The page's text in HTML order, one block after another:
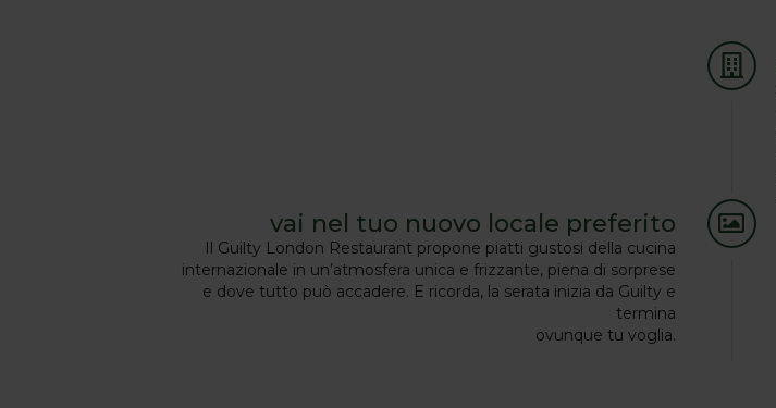
vai nel tuo nuovo locale preferito
Il Guilty London Restaurant propone piatti gustosi della cucina
internazionale in un’atmosfera unica e frizzante, piena di sorprese
e dove tutto può accadere. E ricorda, la serata inizia da Guilty e
termina
ovunque tu voglia.